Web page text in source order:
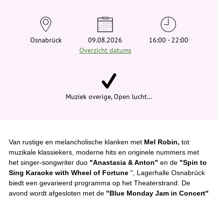
e
Osnabrück
09.08.2026
Overzicht datums
16:00 - 22:00
Muziek overige, Open lucht…
Van rustige en melancholische klanken met Mel Robin, tot
muzikale klassiekers, moderne hits en originele nummers met
het singer-songwriter duo "Anastasia & Anton" en de "Spin to
Sing Karaoke with Wheel of Fortune ", Lagerhalle Osnabrück
biedt een gevarieerd programma op het Theaterstrand. De
avond wordt afgesloten met de "Blue Monday Jam in Concert"